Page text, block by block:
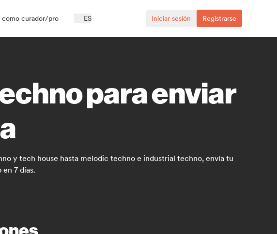
como curador/pro ES Iniciar sesión Registrarse
para enviar
y tech house hasta melodic techno e industrial techno, envía tu
7 días.